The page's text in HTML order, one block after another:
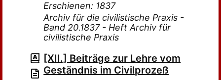
Erschienen: 1837
Archiv für die civilistische Praxis -
Band 20.1837 - Heft Archiv für
civilistische Praxis
[XII.] Beiträge zur Lehre vom
Geständnis im Civilprozeß